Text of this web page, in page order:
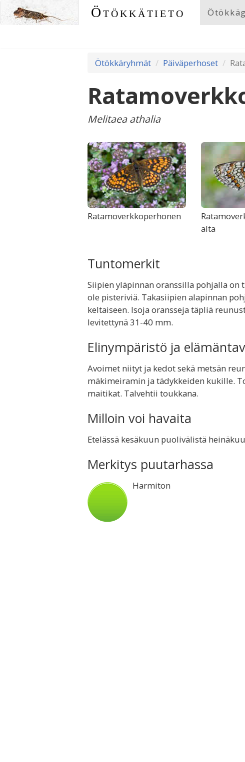
Ötökkätieto
Ötökkäryhmät Päiväperhoset
Melitaea athalia
Ratamoverkkoperhonen
alta
Tuntomerkit
Siipien yläpinnan oranssilla pohjalla on
ole pisteriviä. Takasiipien alapinnan
keltaiseen. Isoja oransseja täpliä
levitettynä 31-40 mm.
Elinympäristö ja
Avoimet niityt ja kedot sekä metsän
mäkimeiramin ja tädykkeiden kukille.
maitikat. Talvehtii toukkana.
Milloin voi havaita
Etelässä kesäkuun puolivälistä
Merkitys puutarhassa
Harmiton